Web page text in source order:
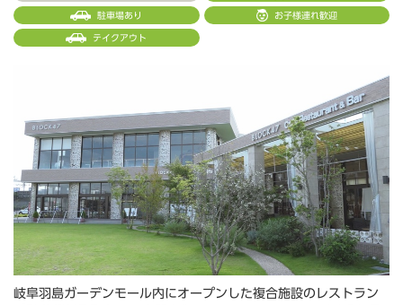
駐車場あり お子様連れ歓迎
テイクアウト
岐阜羽島ガーデンモール内にオープンした複合施設のレストラン